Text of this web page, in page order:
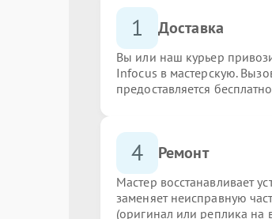
1 Доставка
Вы или наш курьер
Infocus в мастерскую.
предоставляется бесплатно
4 Ремонт
Мастер восстанавливает
заменяет неисправную
(оригинал или реплика на